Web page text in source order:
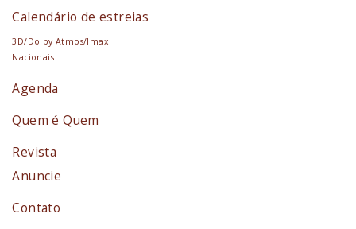
Calendário de estreias
3D/Dolby Atmos/Imax
Nacionais
Agenda
Quem é Quem
Revista
Anuncie
Contato